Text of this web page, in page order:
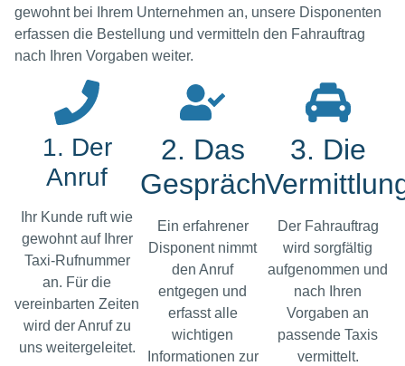
gewohnt bei Ihrem Unternehmen an, unsere Disponenten
erfassen die Bestellung und vermitteln den Fahrauftrag
nach Ihren Vorgaben weiter.
1. Der
Anruf
Ihr Kunde ruft wie
gewohnt auf Ihrer
Taxi-Rufnummer
an. Für die
vereinbarten Zeiten
wird der Anruf zu
uns weitergeleitet.
2. Das
Gespräch
Ein erfahrener
Disponent nimmt
den Anruf
entgegen und
erfasst alle
wichtigen
Informationen zur
3. Die
Der Fahrauftrag
wird sorgfältig
aufgenommen und
nach Ihren
Vorgaben an
passende Taxis
vermittelt.